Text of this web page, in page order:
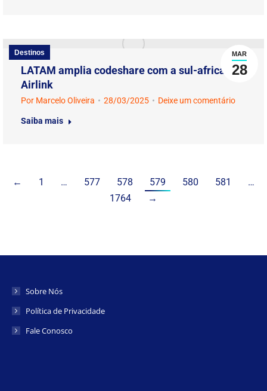
MAR
28
Destinos
LATAM amplia codeshare com a sul-africana
Airlink
Por Marcelo Oliveira 28/03/2025 Deixe um comentário
Saiba mais
← 1 … 577 578 579 580 581
…
1764
→
Sobre Nós
Política de Privacidade
Fale Conosco